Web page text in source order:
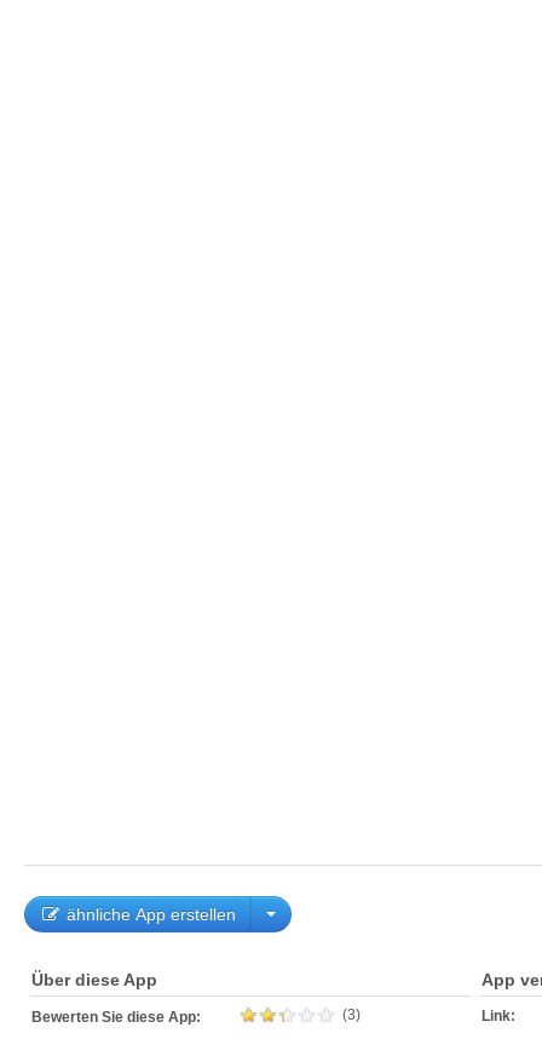
ähnliche App erstellen
Über diese App
Bewerten Sie diese App: (3)
App
Link: